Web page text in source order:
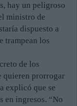
hay un peligroso
ministro de
dispuesto a
trampean los
de los
quieren prorrogar
explicó que se
en ingresos. “No